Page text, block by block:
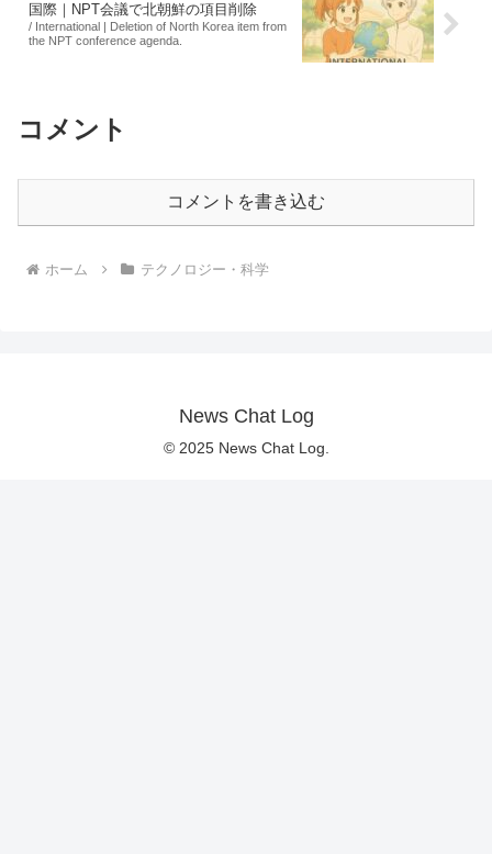
国際｜NPT会議で北朝鮮の項目削除
/ International | Deletion of North Korea item from
the NPT conference agenda.
コメント
コメントを書き込む
ホーム テクノロジー・科学
News Chat Log
© 2025 News Chat Log.